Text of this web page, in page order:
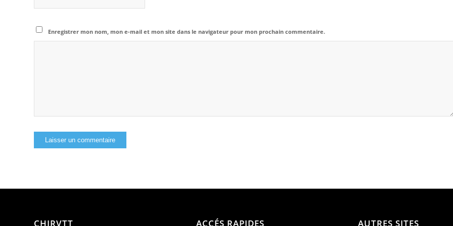
Enregistrer mon nom, mon e-mail et mon site dans le navigateur pour mon prochain commentaire.
CHIRVTT ACCÉS RAPIDES AUTRES SITES